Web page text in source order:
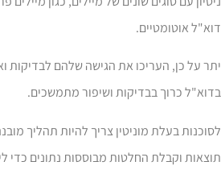
אוטומטיים.
על כן, העריכו את הגישה שלהם לבדיקות
כרוך בבדיקות ושיפור מתמשכים.
וקבלת החלטות מבוססות נתונים כדי